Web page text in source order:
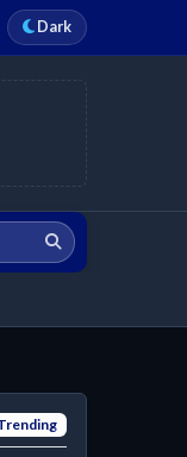
Dark